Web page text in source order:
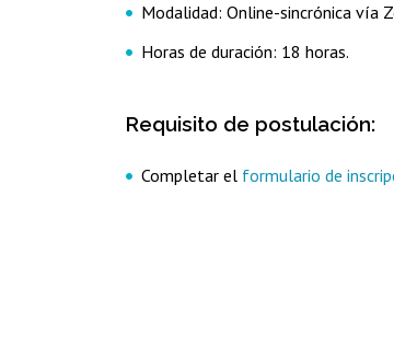
Modalidad: Online-sincrónica vía
Horas de duración: 18 horas.
Requisito de postulación:
Completar el formulario de